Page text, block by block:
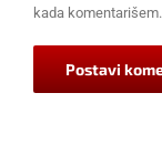
kada komentarišem.